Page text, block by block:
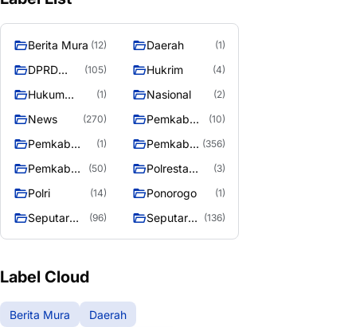
Berita Mura (12) Daerah (1)
DPRD
Raya
(105) Hukrim (4)
Hukum
(1) Nasional (2)
News (270)
Pemkab
Barito Utara
(10)
Pemkab
murung raya
(1)
Pemkab
Raya
(356)
Pemkab
Raya 4
(50)
Polresta
Raya
(3)
Polri (14) Ponorogo (1)
Seputar
Raya
(96)
Seputar
(136)
Label Cloud
Berita Mura
Daerah